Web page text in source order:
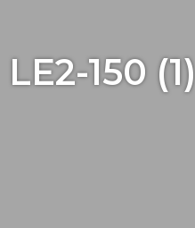
LE2-150 (1)